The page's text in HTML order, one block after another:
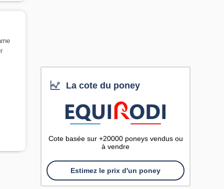
La cote du poney
Cote basée sur +20000 poneys vendus ou
à vendre
Estimez le prix d'un poney